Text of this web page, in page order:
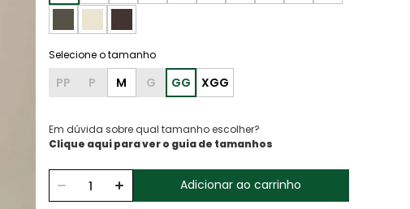
PP P M G GG XGG
Em dúvida sobre qual tamanho escolher?
Clique aqui para ver o guia de tamanhos
Adicionar ao carrinho